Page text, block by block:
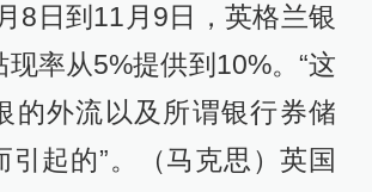
8日到11月9日，英格兰银
率从5%提供到10%。“这
的外流以及所谓银行券储
引起的”。（马克思）英国